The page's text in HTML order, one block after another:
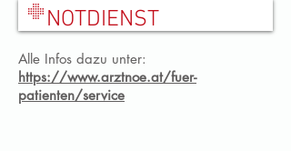
Ordination Eggendorf
NOTDIENST
Alle Infos dazu unter:
https://www.arztnoe.at/fuer-
patienten/service